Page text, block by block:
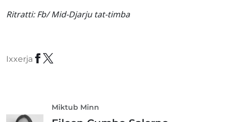
Ritratti: Fb/ Mid-Djarju tat-timba
Ixxerja
Miktub Minn